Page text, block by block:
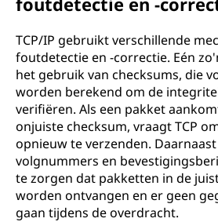
TCP/IP gebruikt verschillende
foutdetectie en -correctie. Eén
het gebruik van checksums, die
worden berekend om de
verifiëren. Als een pakket
onjuiste checksum, vraagt TCP
opnieuw te verzenden.
volgnummers en
te zorgen dat pakketten in de
worden ontvangen en er geen
gaan tijdens de overdracht.